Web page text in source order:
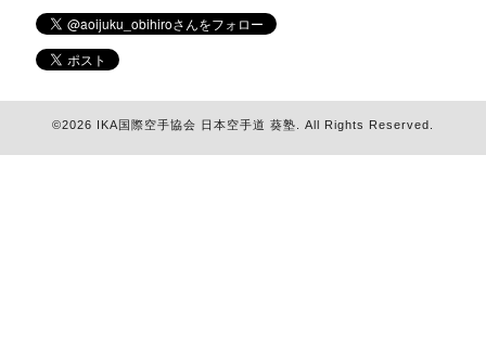
©2026 IKA国際空手協会 日本空手道 葵塾 . All Rights Reserved.